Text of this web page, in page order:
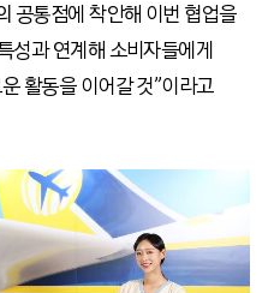
공통점에 착안해 이번 협업을
성과 연계해 소비자들에게
활동을 이어갈 것”이라고